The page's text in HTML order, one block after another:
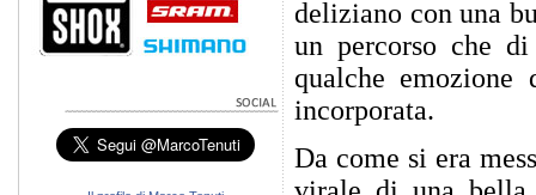
deliziano con una
un percorso che
qualche
incorporata.
Da come si era